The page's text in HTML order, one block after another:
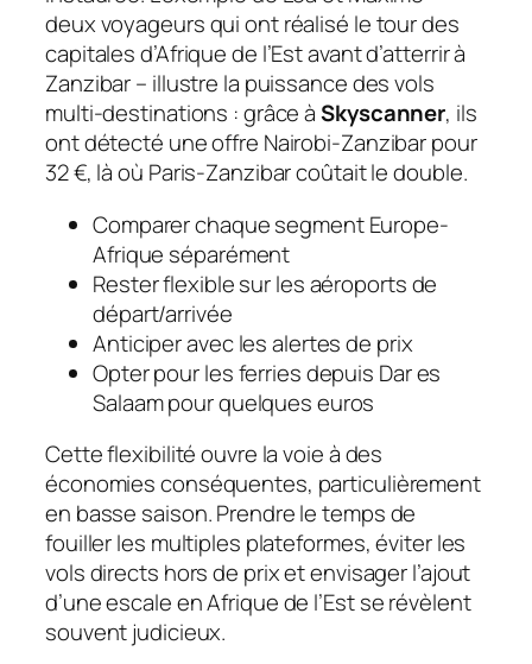
deux voyageurs qui ont réalisé le tour des
capitales d’Afrique de l’Est avant d’atterrir à
Zanzibar – illustre la puissance des vols
multi-destinations : grâce àSkyscanner, ils
ont détecté une offre Nairobi-Zanzibar pour
32 €, là où Paris-Zanzibar coûtait le double.
Comparer chaque segment Europe-
Afrique séparément
Rester flexible sur les aéroports de
départ/arrivée
Anticiper avec les alertes de prix
Opter pour les ferries depuis Dar es
Salaam pour quelques euros
Cette flexibilité ouvre la voie à des
économies conséquentes, particulièrement
en basse saison. Prendre le temps de
fouiller les multiples plateformes, éviter les
vols directs hors de prix et envisager l’ajout
d’une escale en Afrique de l’Est se révèlent
souvent judicieux.